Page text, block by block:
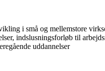
i små og mellemstore
indslusningsforløb til
uddannelser